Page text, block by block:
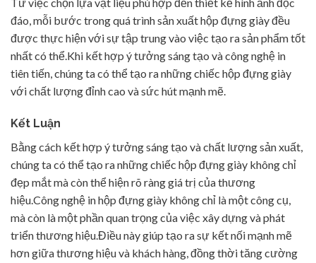
Từ việc chọn lựa vật liệu phù hợp đến thiết kế hình ảnh độc
đáo, mỗi bước trong quá trình sản xuất hộp đựng giày đều
được thực hiện với sự tập trung vào việc tạo ra sản phẩm tốt
nhất có thể.Khi kết hợp ý tưởng sáng tạo và công nghệ in
tiên tiến, chúng ta có thể tạo ra những chiếc hộp đựng giày
với chất lượng đỉnh cao và sức hút mạnh mẽ.
Kết Luận
Bằng cách kết hợp ý tưởng sáng tạo và chất lượng sản xuất,
chúng ta có thể tạo ra những chiếc hộp đựng giày không chỉ
đẹp mắt mà còn thể hiện rõ ràng giá trị của thương
hiệu.Công nghệ in hộp đựng giày không chỉ là một công cụ,
mà còn là một phần quan trọng của việc xây dựng và phát
triển thương hiệu.Điều này giúp tạo ra sự kết nối mạnh mẽ
hơn giữa thương hiệu và khách hàng, đồng thời tăng cường